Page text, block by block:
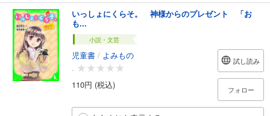
いっしょにくらそ。 神様からのプレゼント 「お
も...
小説・文芸
児童書 / よみもの
-
110円 (税込)
試し読み
フォロー